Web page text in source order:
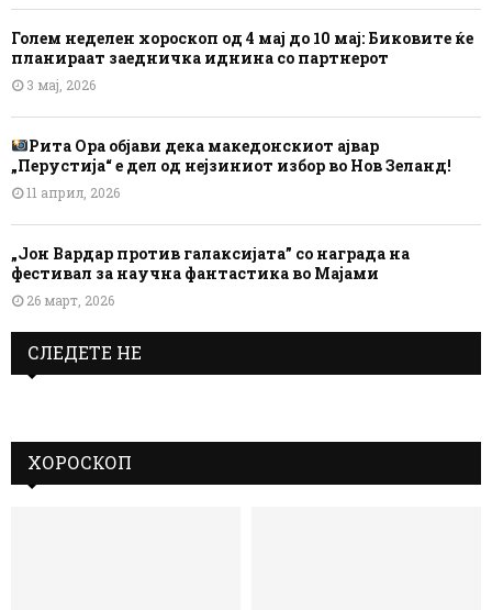
Голем неделен хороскоп од 4 мај до 10 мај: Биковите ќе
планираат заедничка иднина со партнерот
3 мај, 2026
Рита Ора објави дека македонскиот ајвар
„Перустија“ е дел од нејзиниот избор во Нов Зеланд!
11 април, 2026
„Јон Вардар против галаксијата” со награда на
фестивал за научна фантастика во Мајами
26 март, 2026
СЛЕДЕТЕ НЕ
ХОРОСКОП